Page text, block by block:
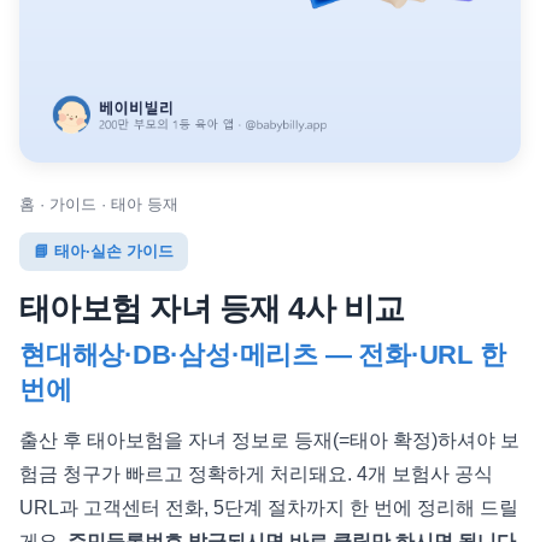
홈 · 가이드 · 태아 등재
📘 태아·실손 가이드
태아보험 자녀 등재 4사 비교
현대해상·DB·삼성·메리츠 — 전화·URL 한
번에
출산 후 태아보험을 자녀 정보로 등재(=태아 확정)하셔야 보
험금 청구가 빠르고 정확하게 처리돼요. 4개 보험사 공식
URL과 고객센터 전화, 5단계 절차까지 한 번에 정리해 드릴